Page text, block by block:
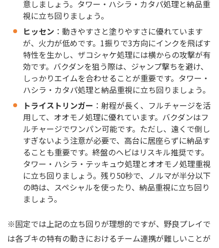
意しましょう。タワー・ハシラ・カタパ処理と納品重
視に立ち回りましょう。
ヒッセン ：動きやすさと塗りやすさに優れています
が、火力が低めです。1振りで3方向にインクを飛ばす
特性を生かし、ザコシャケ処理には横からの攻撃が有
効です。バクダンを狙う際は、ジャンプ撃ちを避け、
しっかりエイムを合わせることが重要です。タワー・
ハシラ・カタパ処理と納品重視に立ち回りましょう。
トライストリンガー ：射程が長く、フルチャージを活
用して、オオモノ処理に優れています。バクダンはフ
ルチャージでワンパン可能です。ただし、遠くで倒し
すぎないよう注意が必要で、高台に居座らずに納品す
ることも重要です。終盤のヘビはリスキル推奨です。
タワー・ハシラ・テッキュウ処理とオオモノ処理重視
に立ち回りましょう。残り50秒で、ノルマが半分以下
の時は、スペシャルを使ったり、納品重視に立ち回り
ましょう。
※固定では上記の立ち回りが理想的ですが、野良プレイで
は各ブキの特有の動きにおけるチーム連携が難しいことが